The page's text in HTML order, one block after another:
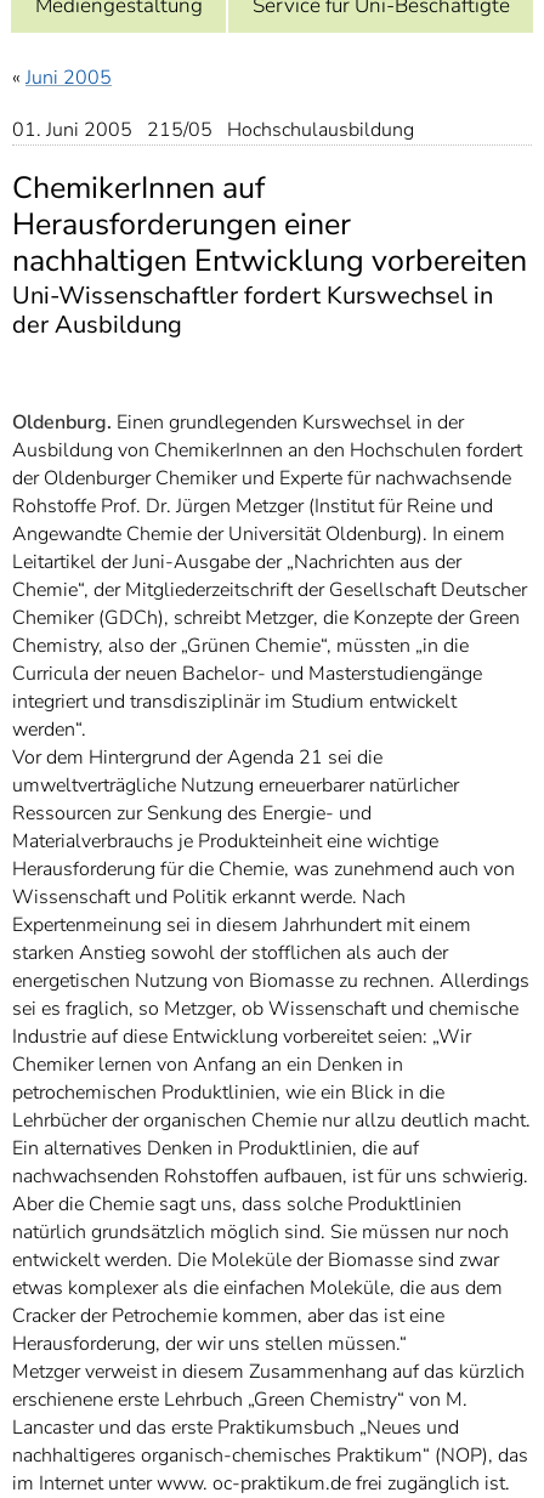
7]
Informationen zur
« Juni 2005
01. Juni 2005 215/05 Hochschulausbildung
ChemikerInnen auf
Herausforderungen einer
nachhaltigen Entwicklung vorbereiten
Uni-Wissenschaftler fordert Kurswechsel in
der Ausbildung
Oldenburg. Einen grundlegenden Kurswechsel in der
Ausbildung von ChemikerInnen an den Hochschulen fordert
der Oldenburger Chemiker und Experte für nachwachsende
Rohstoffe Prof. Dr. Jürgen Metzger (Institut für Reine und
Angewandte Chemie der Universität Oldenburg). In einem
Leitartikel der Juni-Ausgabe der „Nachrichten aus der
Chemie“, der Mitgliederzeitschrift der Gesellschaft Deutscher
Chemiker (GDCh), schreibt Metzger, die Konzepte der Green
Chemistry, also der „Grünen Chemie“, müssten „in die
Curricula der neuen Bachelor- und Masterstudiengänge
integriert und transdisziplinär im Studium entwickelt
werden“.
Vor dem Hintergrund der Agenda 21 sei die
umweltverträgliche Nutzung erneuerbarer natürlicher
Ressourcen zur Senkung des Energie- und
Materialverbrauchs je Produkteinheit eine wichtige
Herausforderung für die Chemie, was zunehmend auch von
Wissenschaft und Politik erkannt werde. Nach
Expertenmeinung sei in diesem Jahrhundert mit einem
starken Anstieg sowohl der stofflichen als auch der
energetischen Nutzung von Biomasse zu rechnen. Allerdings
sei es fraglich, so Metzger, ob Wissenschaft und chemische
Industrie auf diese Entwicklung vorbereitet seien: „Wir
Chemiker lernen von Anfang an ein Denken in
petrochemischen Produktlinien, wie ein Blick in die
Lehrbücher der organischen Chemie nur allzu deutlich macht.
Ein alternatives Denken in Produktlinien, die auf
nachwachsenden Rohstoffen aufbauen, ist für uns schwierig.
Aber die Chemie sagt uns, dass solche Produktlinien
natürlich grundsätzlich möglich sind. Sie müssen nur noch
entwickelt werden. Die Moleküle der Biomasse sind zwar
etwas komplexer als die einfachen Moleküle, die aus dem
Cracker der Petrochemie kommen, aber das ist eine
Herausforderung, der wir uns stellen müssen.“
Metzger verweist in diesem Zusammenhang auf das kürzlich
erschienene erste Lehrbuch „Green Chemistry“ von M.
Lancaster und das erste Praktikumsbuch „Neues und
nachhaltigeres organisch-chemisches Praktikum“ (NOP), das
im Internet unter www. oc-praktikum.de frei zugänglich ist.